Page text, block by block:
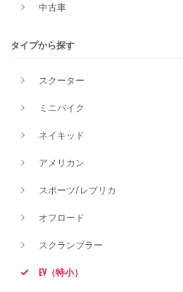
中古車
タイプから探す
スクーター
ミニバイク
ネイキッド
アメリカン
スポーツ/レプリカ
オフロード
スクランブラー
EV（特小）
排気量
価格